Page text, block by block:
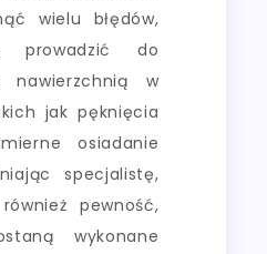
wielu błędów,
prowadzić do
nawierzchnią w
jak pęknięcia
osiadanie
specjalistę,
pewność,
wykonane